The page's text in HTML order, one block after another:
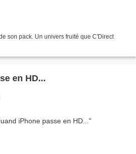
son pack. Un univers fruité que C'Direct
en HD...